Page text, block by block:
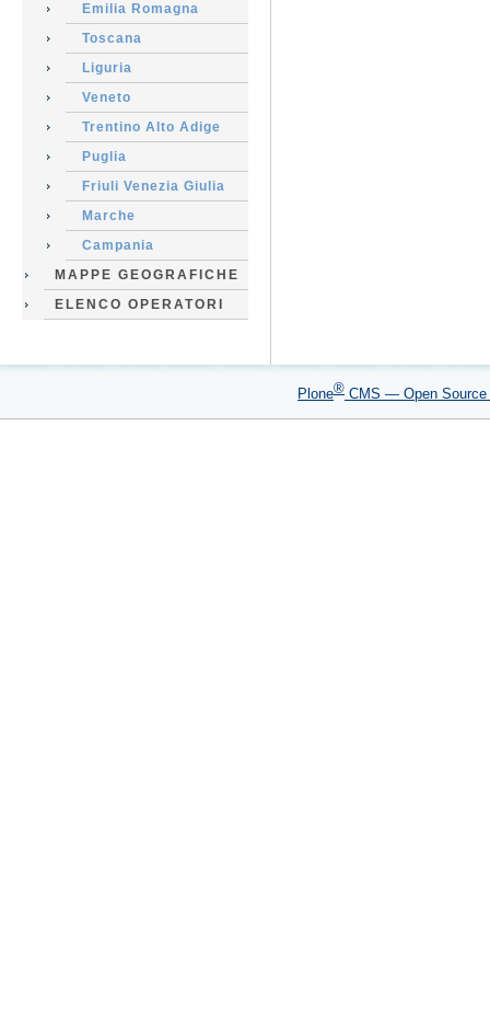
Emilia Romagna
Toscana
Liguria
Veneto
Trentino Alto Adige
Puglia
Friuli Venezia Giulia
Marche
Campania
MAPPE GEOGRAFICHE
ELENCO OPERATORI
Plone® CMS — Open Source